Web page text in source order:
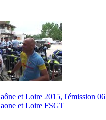
et Loire 2015, l'émission 06
et Loire FSGT